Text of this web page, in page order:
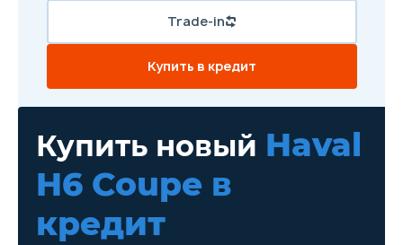
Купить новый Haval
H6 Coupe в
кредит
Trade-in
Купить в кредит